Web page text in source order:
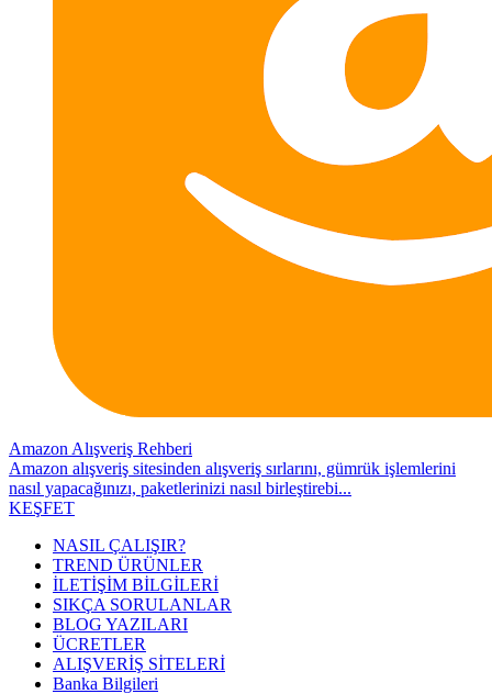
Amazon Alışveriş Rehberi
Amazon alışveriş sitesinden alışveriş sırlarını, gümrük işlemlerini
nasıl yapacağınızı, paketlerinizi nasıl birleştirebi...
KEŞFET
NASIL ÇALIŞIR?
TREND ÜRÜNLER
İLETİŞİM BİLGİLERİ
SIKÇA SORULANLAR
BLOG YAZILARI
ÜCRETLER
ALIŞVERİŞ SİTELERİ
Banka Bilgileri